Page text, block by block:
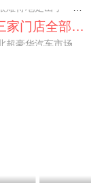
阿斯顿·马丁退出北京市场 三家门店全部关闭
曾在北京坐拥多家授权网点、稳居华北超豪华汽车市场重要一席的阿斯顿·马丁，如今彻底走完了在北京新车零售的全部征程。